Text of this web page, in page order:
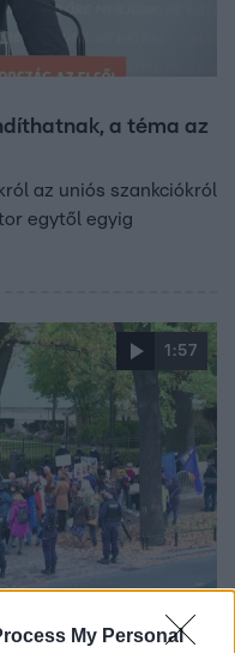
My Personal
a téma az
az uniós szankciókról
egytől egyig
1:57